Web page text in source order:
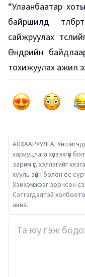
“Улаанбаатар
байршилд
сайжруулах
Өнөөдрийн
тохижуулах ажил
АНХААРУУЛГА:
хариуцлага хүлээхгүй
зарим үг, хэллэгийг
хууль зүйн болон ёс
Хэмхэмжээг зөрчсөн
Сэтгэгдэлтэй
авна.